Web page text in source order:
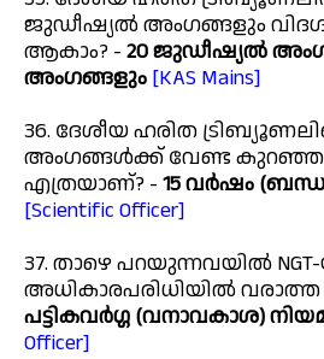
ജുഡീഷ്യൽ അംഗങ്ങളും
ആകാം? - 20 ജുഡീഷ്യൽ
അംഗങ്ങളും [KAS Mains]
36. ദേശീയ ഹരിത
അംഗങ്ങൾക്ക് വേണ്ട കുറഞ്ഞ
എത്രയാണ്? - 15 വർഷം
[Scientific Officer]
37. താഴെ പറയുന്നവയിൽ
അധികാരപരിധിയിൽ
പട്ടികവർഗ്ഗ (വനാവകാശ)
Officer]